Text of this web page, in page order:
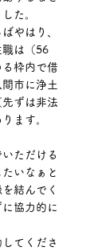
た。
やはり、
職は（56
枠内で借
市に浄土
ずは非法
ます。
ただける
いなぁと
結んでく
協力的に
てくださ